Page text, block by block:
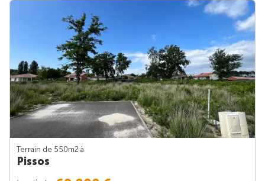
Terrain de 550m2 à
Pissos